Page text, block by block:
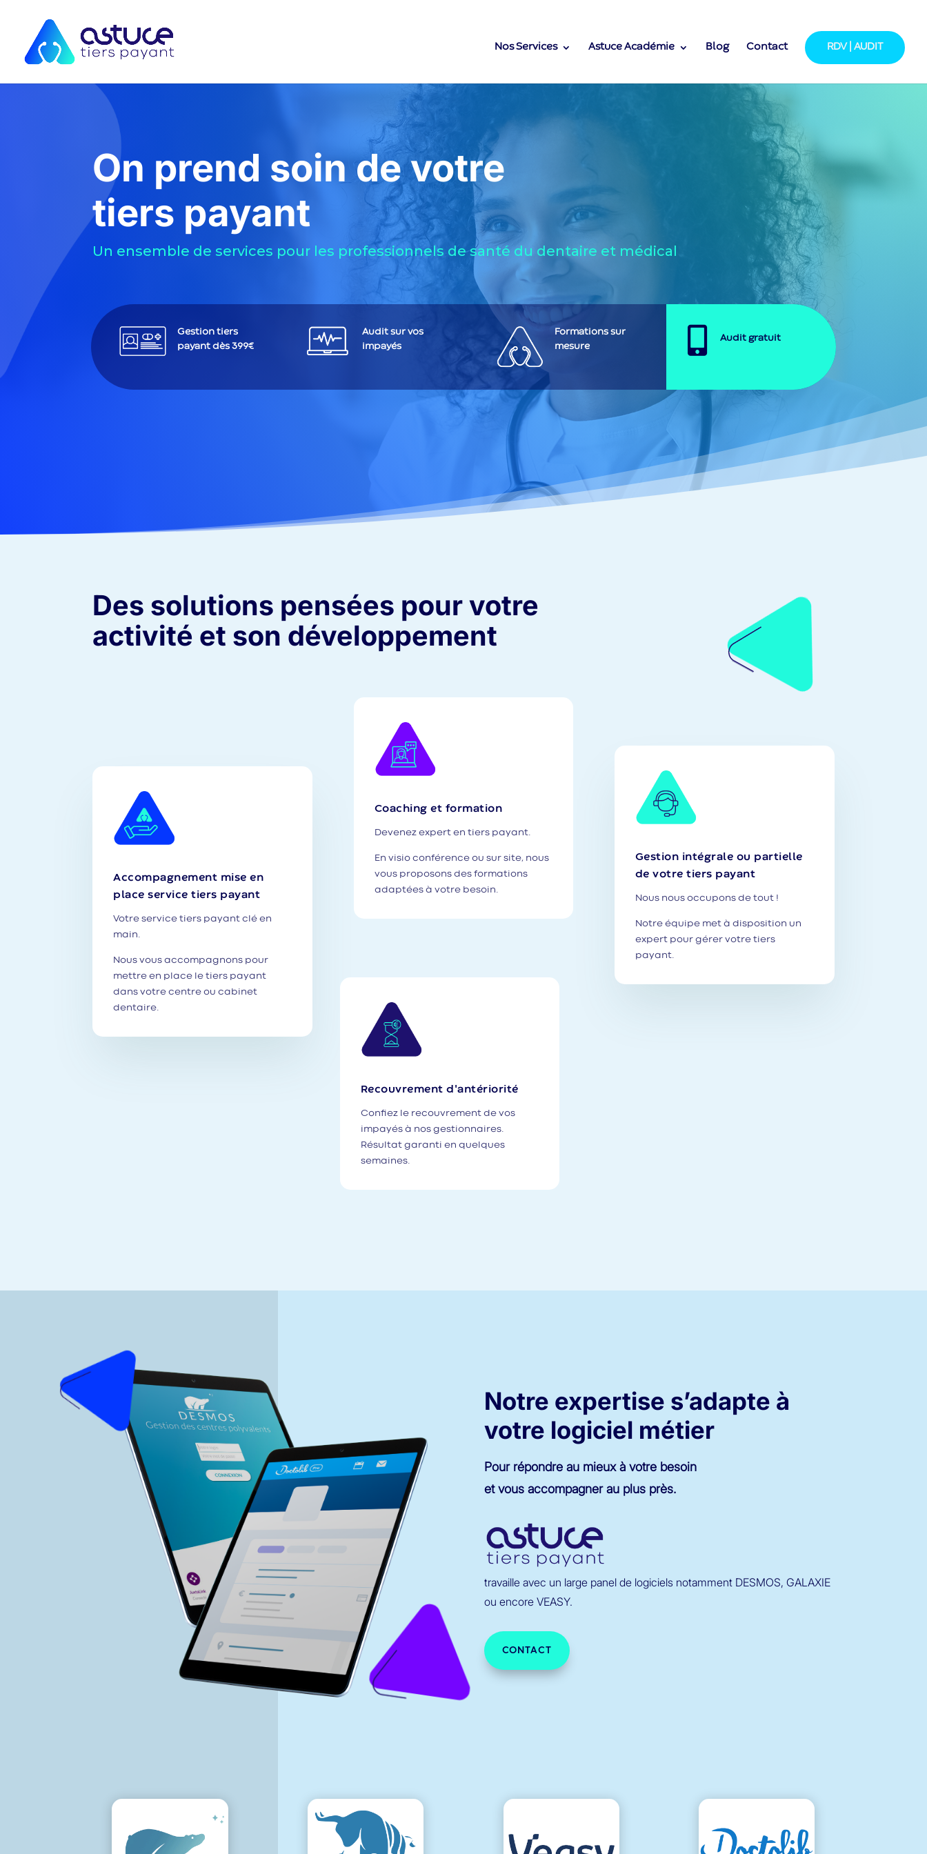
Nos Services Astuce Académie Blog Contact RDV | AUDIT
On prend soin de votre
tiers payant
Un ensemble de services pour les professionnels de santé du dentaire et médical
Gestion tiers
payant dès 399€
Audit sur vos
impayés
Formations sur
mesure
 Audit gratuit
Des solutions pensées pour votre
activité et son développement
Accompagnement mise en
place service tiers payant
Votre service tiers payant clé en
main.
Nous vous accompagnons pour
mettre en place le tiers payant
dans votre centre ou cabinet
dentaire.
Coaching et formation
Devenez expert en tiers payant.
En visio conférence ou sur site, nous
vous proposons des formations
adaptées à votre besoin.
Gestion intégrale ou partielle
de votre tiers payant
Nous nous occupons de tout !
Notre équipe met à disposition un
expert pour gérer votre tiers
payant.
Recouvrement d'antériorité
Confiez le recouvrement de vos
impayés à nos gestionnaires.
Résultat garanti en quelques
semaines.
Notre expertise s’adapte à
votre logiciel métier
Pour répondre au mieux à votre besoin
et vous accompagner au plus près.
travaille avec un large panel de logiciels notamment DESMOS, GALAXIE
ou encore VEASY.
CONTACT